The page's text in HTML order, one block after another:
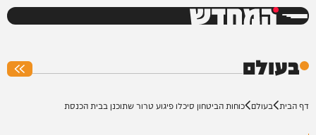
המחדש
בעולם
דף הבית בעולם כוחות הביטחון סיכלו פיגוע טרור שתוכנן בבית הכנסת